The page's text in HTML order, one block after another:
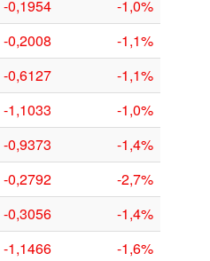
-0,1954
-1,0%
-0,2008
-1,1%
-0,6127
-1,1%
-1,1033
-1,0%
-0,9373
-1,4%
-0,2792
-2,7%
-0,3056
-1,4%
-1,1466
-1,6%